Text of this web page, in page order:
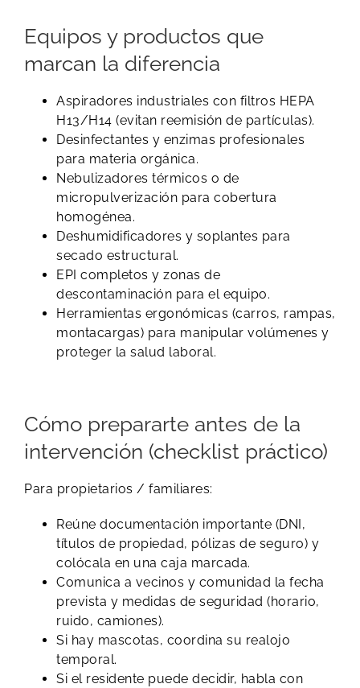
Equipos y productos que
marcan la diferencia
Aspiradores industriales con filtros HEPA
H13/H14 (evitan reemisión de partículas).
Desinfectantes y enzimas profesionales
para materia orgánica.
Nebulizadores térmicos o de
micropulverización para cobertura
homogénea.
Deshumidificadores y soplantes para
secado estructural.
EPI completos y zonas de
descontaminación para el equipo.
Herramientas ergonómicas (carros, rampas,
montacargas) para manipular volúmenes y
proteger la salud laboral.
Cómo prepararte antes de la
intervención (checklist práctico)
Para propietarios / familiares:
Reúne documentación importante (DNI,
títulos de propiedad, pólizas de seguro) y
colócala en una caja marcada.
Comunica a vecinos y comunidad la fecha
prevista y medidas de seguridad (horario,
ruido, camiones).
Si hay mascotas, coordina su realojo
temporal.
Si el residente puede decidir, habla con